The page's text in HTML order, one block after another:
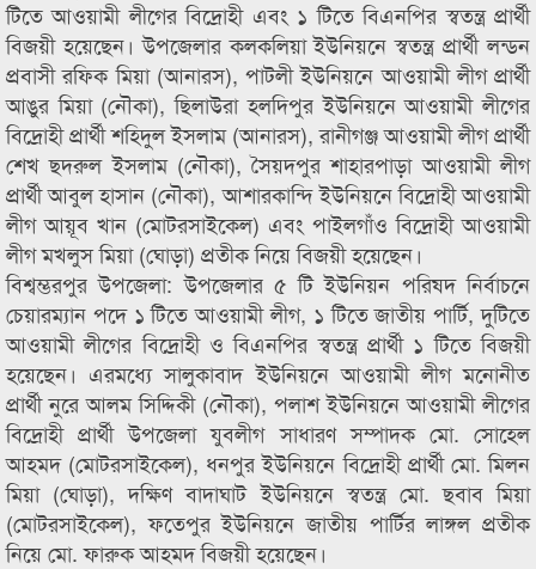
টিতে আওয়ামী লীগের বিদ্রোহী এবং ১ টিতে বিএনপির স্বতন্ত্র প্রার্থী
বিজয়ী হয়েছেন। উপজেলার কলকলিয়া ইউনিয়নে স্বতন্ত্র প্রার্থী লন্ডন
প্রবাসী রফিক মিয়া (আনারস), পাটলী ইউনিয়নে আওয়ামী লীগ প্রার্থী
আঙুর মিয়া (নৌকা), ছিলাউরা হলদিপুর ইউনিয়নে আওয়ামী লীগের
বিদ্রোহী প্রার্থী শহিদুল ইসলাম (আনারস), রানীগঞ্জ আওয়ামী লীগ প্রার্থী
শেখ ছদরুল ইসলাম (নৌকা), সৈয়দপুর শাহারপাড়া আওয়ামী লীগ
প্রার্থী আবুল হাসান (নৌকা), আশারকান্দি ইউনিয়নে বিদ্রোহী আওয়ামী
লীগ আয়ূব খান (মোটরসাইকেল) এবং পাইলগাঁও বিদ্রোহী আওয়ামী
লীগ মখলুস মিয়া (ঘোড়া) প্রতীক নিয়ে বিজয়ী হয়েছেন।
বিশ্বম্ভরপুর উপজেলা: উপজেলার ৫ টি ইউনিয়ন পরিষদ নির্বাচনে
চেয়ারম্যান পদে ১ টিতে আওয়ামী লীগ, ১ টিতে জাতীয় পার্টি, দুটিতে
আওয়ামী লীগের বিদ্রোহী ও বিএনপির স্বতন্ত্র প্রার্থী ১ টিতে বিজয়ী
হয়েছেন। এরমধ্যে সালুকাবাদ ইউনিয়নে আওয়ামী লীগ মনোনীত
প্রার্থী নুরে আলম সিদ্দিকী (নৌকা), পলাশ ইউনিয়নে আওয়ামী লীগের
বিদ্রোহী প্রার্থী উপজেলা যুবলীগ সাধারণ সম্পাদক মো. সোহেল
আহমদ (মোটরসাইকেল), ধনপুর ইউনিয়নে বিদ্রোহী প্রার্থী মো. মিলন
মিয়া (ঘোড়া), দক্ষিণ বাদাঘাট ইউনিয়নে স্বতন্ত্র মো. ছবাব মিয়া
(মোটরসাইকেল), ফতেপুর ইউনিয়নে জাতীয় পার্টির লাঙ্গল প্রতীক
নিয়ে মো. ফারুক আহমদ বিজয়ী হয়েছেন।